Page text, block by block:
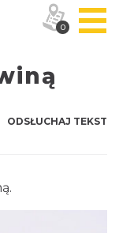
ODSŁUCHAJ TEKST
0